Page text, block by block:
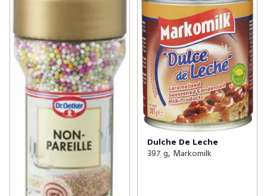
Dulche De Leche
397 g, Markomilk